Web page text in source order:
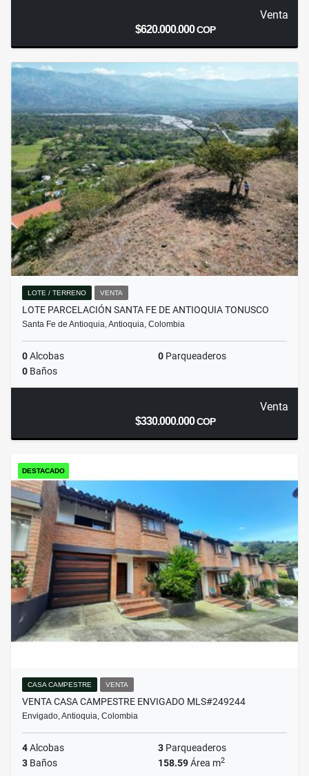
Venta
$620.000.000COP
LOTE / TERRENO VENTA
LOTE PARCELACIÓN SANTA FE DE ANTIOQUIA TONUSCO
Santa Fe de Antioquia, Antioquia, Colombia
0Alcobas 0 Parqueaderos
0 Baños
Venta
$330.000.000COP
DESTACADO
CASA CAMPESTRE VENTA
VENTA CASA CAMPESTRE ENVIGADO MLS#249244
Envigado, Antioquia, Colombia
4Alcobas 3 Parqueaderos
3 Baños 158.59Área m2